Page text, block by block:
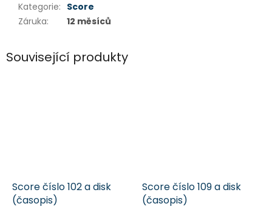
Kategorie: Score
Záruka: 12 měsíců
Související produkty
Score číslo 102 a disk
(časopis)
Score číslo 109 a disk
(časopis)